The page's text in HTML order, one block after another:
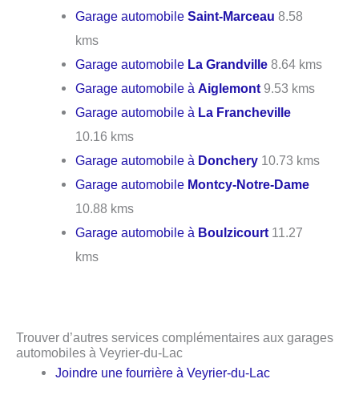
Garage automobileSaint-Marceau 8.58
kms
Garage automobile La Grandville 8.64 kms
Garage automobile à Aiglemont 9.53 kms
Garage automobile à La Francheville
10.16 kms
Garage automobile à Donchery 10.73 kms
Garage automobile Montcy-Notre-Dame
10.88 kms
Garage automobile à Boulzicourt 11.27
kms
Trouver d’autres services complémentaires aux garages
automobiles à Veyrier-du-Lac
Joindre une fourrière à Veyrier-du-Lac